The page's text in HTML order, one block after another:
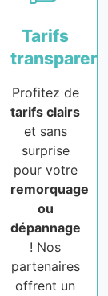
Tarifs
transparents
Profitez de
tarifs clairs
et sans
surprise
pour votre
remorquage
ou
dépannage
! Nos
partenaires
offrent un